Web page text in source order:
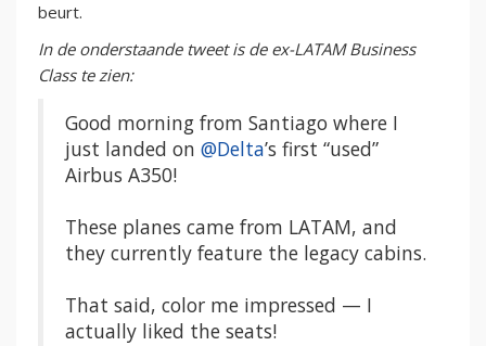
beurt.
In de onderstaande tweet is de ex-LATAM Business
Class te zien:
Good morning from Santiago where I
just landed on @Delta’s first “used”
Airbus A350!
These planes came from LATAM, and
they currently feature the legacy cabins.
That said, color me impressed — I
actually liked the seats!